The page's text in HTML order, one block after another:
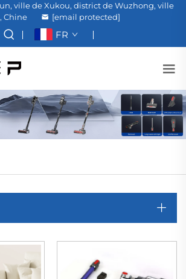
ville de Xukou, district de Wuzhong, ville
Chine
[email protected]
FR